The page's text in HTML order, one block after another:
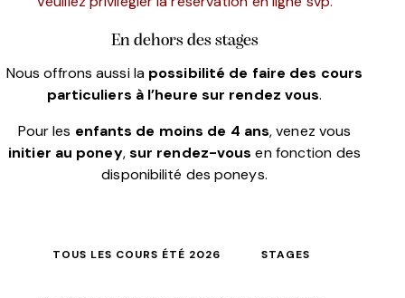
En dehors des stages
Nous offrons aussi la possibilité de faire des cours
particuliers à l’heure sur rendez vous.
Pour les enfants de moins de 4 ans, venez vous
initier au poney,sur rendez-vous en fonction des
disponibilité des poneys.
TOUS LES COURS ÉTÉ 2026 STAGES